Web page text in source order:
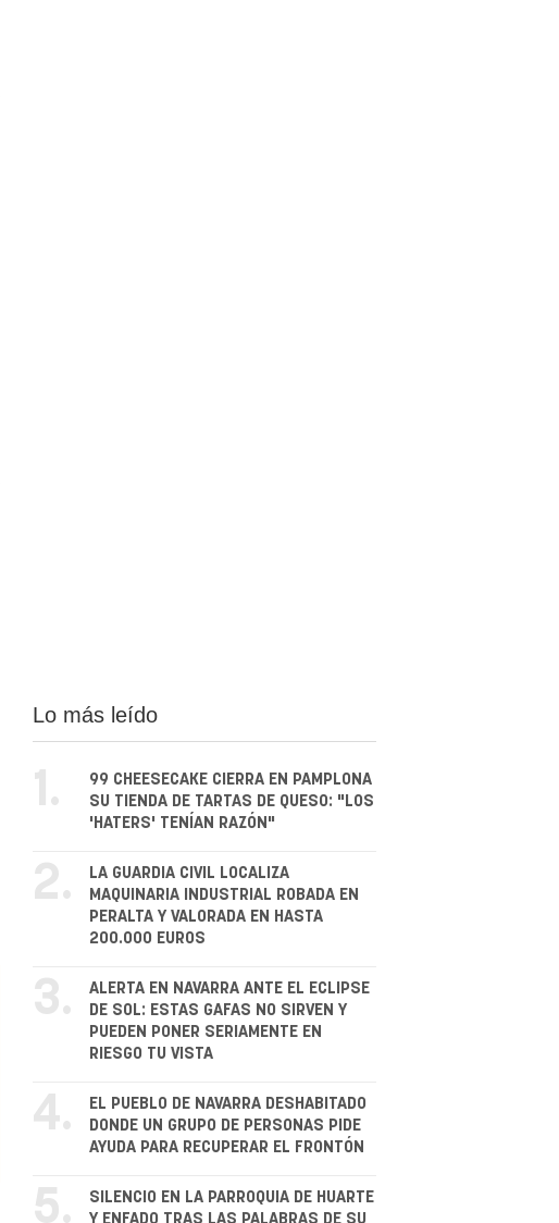
Lo más leído
1.
99 CHEESECAKE CIERRA EN PAMPLONA
SU TIENDA DE TARTAS DE QUESO: "LOS
'HATERS' TENÍAN RAZÓN"
2.
LA GUARDIA CIVIL LOCALIZA
MAQUINARIA INDUSTRIAL ROBADA EN
PERALTA Y VALORADA EN HASTA
200.000 EUROS
3.
ALERTA EN NAVARRA ANTE EL ECLIPSE
DE SOL: ESTAS GAFAS NO SIRVEN Y
PUEDEN PONER SERIAMENTE EN
RIESGO TU VISTA
4.
EL PUEBLO DE NAVARRA DESHABITADO
DONDE UN GRUPO DE PERSONAS PIDE
AYUDA PARA RECUPERAR EL FRONTÓN
5.
SILENCIO EN LA PARROQUIA DE HUARTE
Y ENFADO TRAS LAS PALABRAS DE SU